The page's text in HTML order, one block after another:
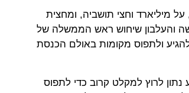
מיליארד וחצי תושביה, ומחצית
והעלבון שיחוש ראש הממשלה של
ולתפוס מקומות באולם הכנסת
נתון לרוץ למקלט קרוב כדי לתפוס